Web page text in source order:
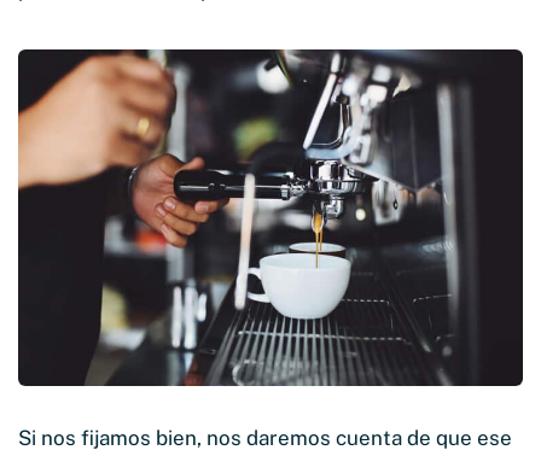
Si nos fijamos bien, nos daremos cuenta de que ese